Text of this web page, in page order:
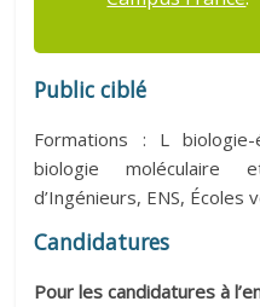
Public ciblé
Formations : L
biologie moléculaire
d’Ingénieurs, ENS, Écoles
Candidatures
Pour les candidatures à